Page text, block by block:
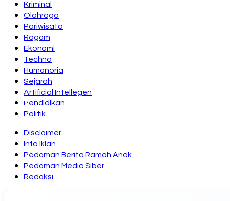
Kriminal
Olahraga
Pariwisata
Ragam
Ekonomi
Techno
Humanoria
Sejarah
Artificial Intellegen
Pendidikan
Politik
Disclaimer
Info Iklan
Pedoman Berita Ramah Anak
Pedoman Media Siber
Redaksi